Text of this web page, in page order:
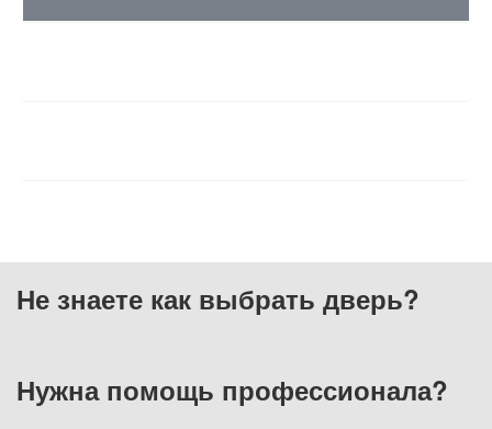
Не знаете как выбрать дверь?
Нужна помощь профессионала?